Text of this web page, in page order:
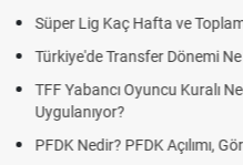
Skor Ne Demek?
Futbol Nasıl Oynanır?
Deplasman Golü
Uygulanıyor?
DGS Sonuçları Ne